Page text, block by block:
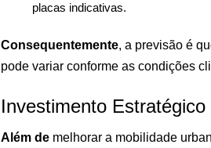
placas indicativas.
Consequentemente, a previsão é
pode variar conforme as condições
Investimento
Além de melhorar a mobilidade